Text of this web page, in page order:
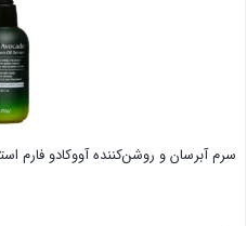
سرم آبرسان و روشن‌کننده آووکادو فارم